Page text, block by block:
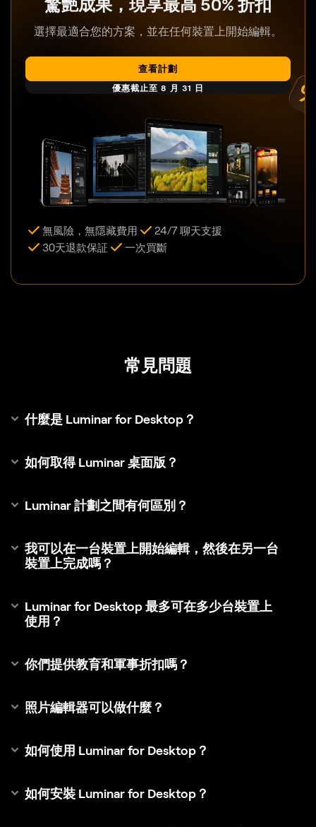
驚艷成果，現享最高 50% 折扣
選擇最適合您的方案，並在任何裝置上開始編輯。
查看計劃
優惠截止至 8 月 31 日
無風險，無隱藏費用
24/7 聊天支援
30天退款保証
一次買斷
常見問題
什麼是 Luminar for Desktop？
如何取得 Luminar 桌面版？
Luminar 計劃之間有何區別？
我可以在一台裝置上開始編輯，然後在另一台
裝置上完成嗎？
Luminar for Desktop 最多可在多少台裝置上
使用？
你們提供教育和軍事折扣嗎？
照片編輯器可以做什麼？
如何使用 Luminar for Desktop？
如何安裝 Luminar for Desktop？